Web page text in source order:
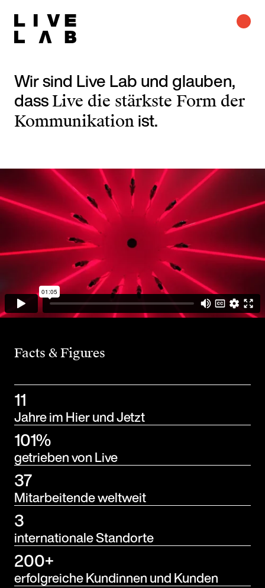
Wir sind Live Lab und glauben,
dass Live die stärkste Form der
Kommunikation ist.
Facts & Figures
11
Jahre im Hier und Jetzt
101%
getrieben von Live
37
Mitarbeitende weltweit
3
internationale Standorte
200+
erfolgreiche Kundinnen und Kunden